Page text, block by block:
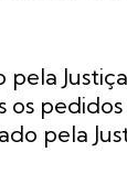
os
pela